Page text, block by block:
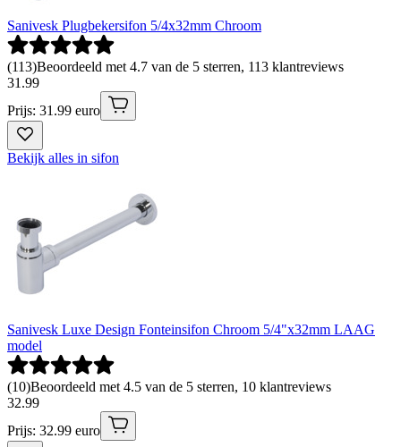
Sanivesk Plugbekersifon 5/4x32mm Chroom
(113)Beoordeeld met 4.7 van de 5 sterren, 113 klantreviews
31 .99
Prijs: 31.99 euro
Bekijk alles in sifon
Sanivesk Luxe Design Fonteinsifon Chroom 5/4"x32mm LAAG
model
(10)Beoordeeld met 4.5 van de 5 sterren, 10 klantreviews
32.99
Prijs: 32.99 euro